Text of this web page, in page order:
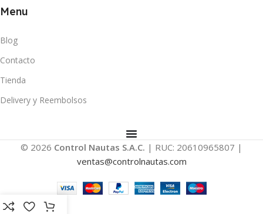
Menu
Blog
Contacto
Tienda
Delivery y Reembolsos
© 2026 Control Nautas S.A.C. | RUC: 20610965807 |
ventas@controlnautas.com